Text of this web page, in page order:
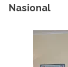
Nasional